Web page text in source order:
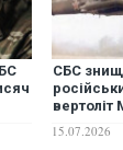
СБС
вертоліт
— Мадяр.
15.07.2026